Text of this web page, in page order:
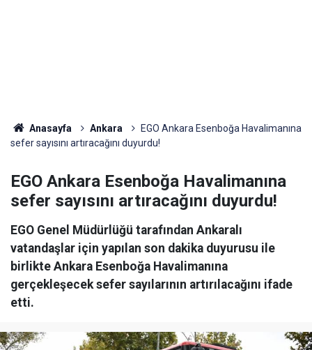
Anasayfa Ankara
EGO Ankara Esenboğa Havalimanına
sefer sayısını artıracağını duyurdu!
EGO Ankara Esenboğa Havalimanına
sefer sayısını artıracağını duyurdu!
EGO Genel Müdürlüğü tarafından Ankaralı
vatandaşlar için yapılan son dakika duyurusu ile
birlikte Ankara Esenboğa Havalimanına
gerçekleşecek sefer sayılarının artırılacağını ifade
etti.